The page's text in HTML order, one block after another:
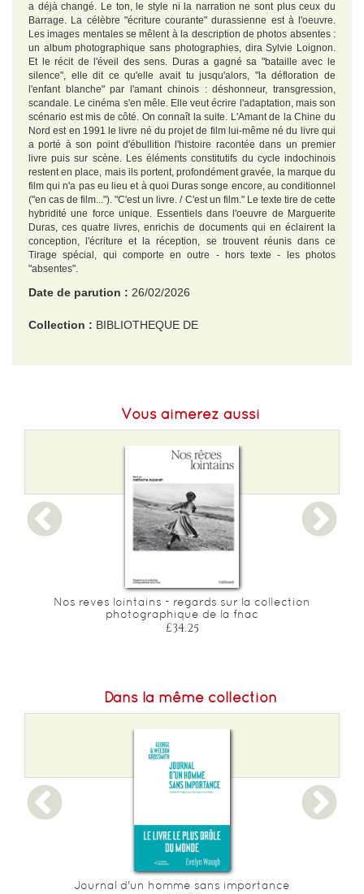
a déjà changé. Le ton, le style ni la narration ne sont plus ceux du
Barrage. La célèbre "écriture courante" durassienne est à l'oeuvre.
Les images mentales se mêlent à la description de photos absentes :
un album photographique sans photographies, dira Sylvie Loignon.
Et le récit de l'éveil des sens. Duras a gagné sa "bataille avec le
silence", elle dit ce qu'elle avait tu jusqu'alors, "la défloration de
l'enfant blanche" par l'amant chinois : déshonneur, transgression,
scandale. Le cinéma s'en mêle. Elle veut écrire l'adaptation, mais son
scénario est mis de côté. On connaît la suite. L'Amant de la Chine du
Nord est en 1991 le livre né du projet de film lui-même né du livre qui
a porté à son point d'ébullition l'histoire racontée dans un premier
livre puis sur scène. Les éléments constitutifs du cycle indochinois
restent en place, mais ils portent, profondément gravée, la marque du
film qui n'a pas eu lieu et à quoi Duras songe encore, au conditionnel
("en cas de film..."). "C'est un livre. / C'est un film." Le texte tire de cette
hybridité une force unique. Essentiels dans l'oeuvre de Marguerite
Duras, ces quatre livres, enrichis de documents qui en éclairent la
conception, l'écriture et la réception, se trouvent réunis dans ce
Tirage spécial, qui comporte en outre - hors texte - les photos
"absentes".
Date de parution : 26/02/2026
Collection : BIBLIOTHEQUE DE
Vous aimerez aussi
Nos reves lointains - regards sur la collection
photographique de la fnac
£34.25
Dans la même collection
Journal d'un homme sans importance